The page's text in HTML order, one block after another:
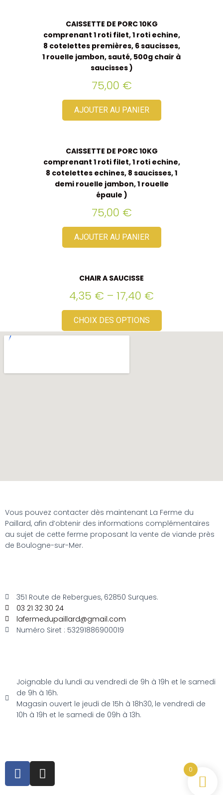
CAISSETTE DE PORC 10KG
comprenant 1 roti filet, 1 roti echine,
8 cotelettes premières, 6 saucisses,
1 rouelle jambon, sauté, 500g chair à
saucisses )
75,00 €
AJOUTER AU PANIER
CAISSETTE DE PORC 10KG
comprenant 1 roti filet, 1 roti echine,
8 cotelettes echines, 8 saucisses, 1
demi rouelle jambon, 1 rouelle
épaule )
75,00 €
AJOUTER AU PANIER
CHAIR A SAUCISSE
4,35 € – 17,40 €
CHOIX DES OPTIONS
Vous pouvez contacter dès maintenant La Ferme du
Paillard, afin d’obtenir des informations complémentaires
au sujet de cette ferme proposant la vente de viande près
de Boulogne-sur-Mer.
351 Route de Rebergues, 62850 Surques.
03 21 32 30 24
lafermedupaillard@gmail.com
Numéro Siret : 53291886900019
Joignable du lundi au vendredi de 9h à 19h et le samedi
de 9h à 16h.
Magasin ouvert le jeudi de 15h à 18h30, le vendredi de
10h à 19h et le samedi de 09h à 13h.
0